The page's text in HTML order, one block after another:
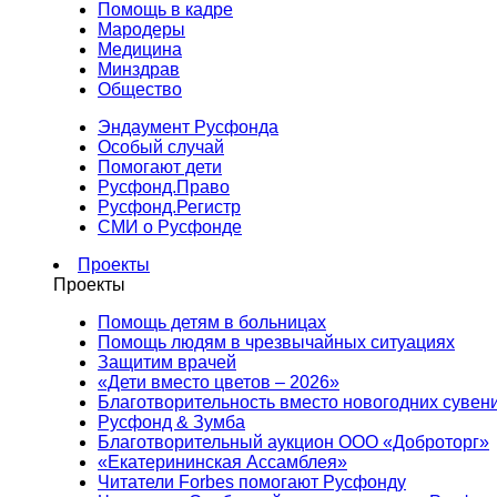
Помощь в кадре
Мародеры
Медицина
Минздрав
Общество
Эндаумент Русфонда
Особый случай
Помогают дети
Русфонд.Право
Русфонд.Регистр
СМИ о Русфонде
Проекты
Проекты
Помощь детям в больницах
Помощь людям в чрезвычайных ситуациях
Защитим врачей
«Дети вместо цветов – 2026»
Благотворительность вместо новогодних
Русфонд & Зумба
Благотворительный аукцион ООО «Доброторг»
«Екатерининская Ассамблея»
Читатели Forbes помогают Русфонду